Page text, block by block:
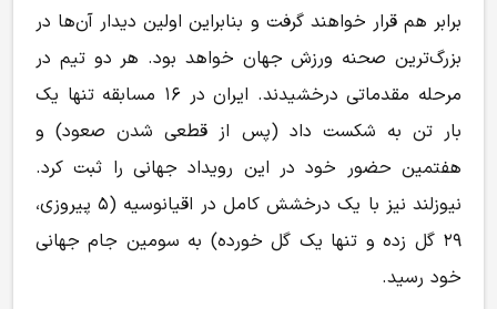
برابر هم قرار خواهند گرفت و بنابراین اولین دیدار آن‌ها در
بزرگ‌ترین صحنه ورزش جهان خواهد بود. هر دو تیم در
مرحله مقدماتی درخشیدند. ایران در ۱۶ مسابقه تنها یک
بار تن به شکست داد (پس از قطعی شدن صعود) و
هفتمین حضور خود در این رویداد جهانی را ثبت کرد.
نیوزلند نیز با یک درخشش کامل در اقیانوسیه (۵ پیروزی،
۲۹ گل زده و تنها یک گل خورده) به سومین جام جهانی
خود رسید.